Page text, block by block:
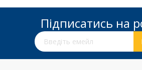
Підписатись на
Підпишіться на нашу